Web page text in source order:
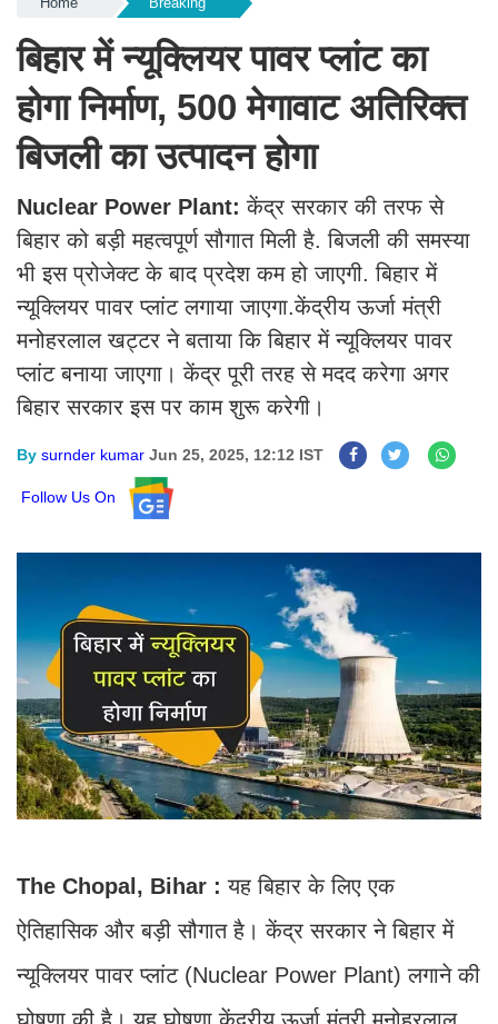
बिहार में न्यूक्लियर पावर प्लांट का
होगा निर्माण, 500 मेगावाट अतिरिक्त
बिजली का उत्पादन होगा
Nuclear Power Plant:केंद्र सरकार की तरफ से
बिहार को बड़ी महत्वपूर्ण सौगात मिली है. बिजली की समस्या
भी इस प्रोजेक्ट के बाद प्रदेश कम हो जाएगी. बिहार में
न्यूक्लियर पावर प्लांट लगाया जाएगा.केंद्रीय ऊर्जा मंत्री
मनोहरलाल खट्टर ने बताया कि बिहार में न्यूक्लियर पावर
प्लांट बनाया जाएगा। केंद्र पूरी तरह से मदद करेगा अगर
बिहार सरकार इस पर काम शुरू करेगी।
By surnder kumar Jun 25, 2025, 12:12 IST
Follow Us On
The Chopal, Bihar : यह बिहार के लिए एक
ऐतिहासिक और बड़ी सौगात है। केंद्र सरकार ने बिहार में
न्यूक्लियर पावर प्लांट (Nuclear Power Plant) लगाने की